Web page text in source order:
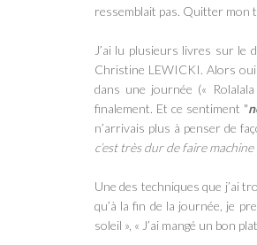
ressemblait pas. Quitter mon
J’ai lu plusieurs livres sur le
Christine LEWICKI. Alors
dans une journée («
finalement. Et ce sentiment "
n’arrivais plus à penser de
c’est très dur de faire
Une des techniques que j’ai
qu’à la fin de la journée, je
soleil », « J’ai mangé un bon